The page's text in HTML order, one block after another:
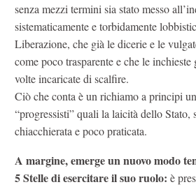
senza mezzi termini sia stato messo
sistematicamente e torbidamente
Liberazione, che già le dicerie e le
come poco trasparente e che le
volte incaricate di scalfire.
Ciò che conta è un richiamo a principi
“progressisti” quali la laicità dello Stato,
chiacchierata e poco praticata.
A margine, emerge un nuovo modo
5 Stelle di esercitare il suo ruolo: è